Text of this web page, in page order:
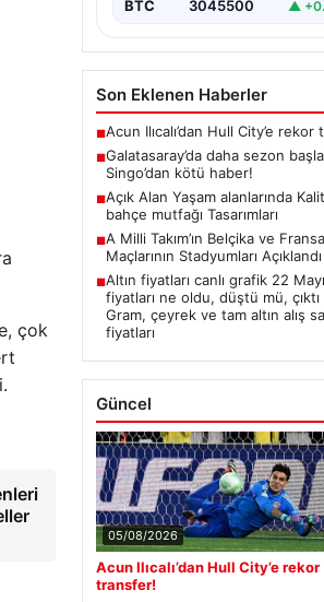
çok
BTC 3045500 ▲
Son Eklenen Haberler
■Acun Ilıcalı’dan Hull City’e
■Galatasaray’da daha sezon
Singo’dan kötü haber!
■Açık Alan Yaşam alanlarında
bahçe mutfağı Tasarımları
■A Milli Takım’ın Belçika ve Fransa
Maçlarının Stadyumları Açıklandı
■Altın fiyatları canlı grafik 22
fiyatları ne oldu, düştü mü, çıktı
Gram, çeyrek ve tam altın alış
fiyatları
Güncel
05/08/2026
Acun Ilıcalı’dan Hull City’e rekor
transfer!